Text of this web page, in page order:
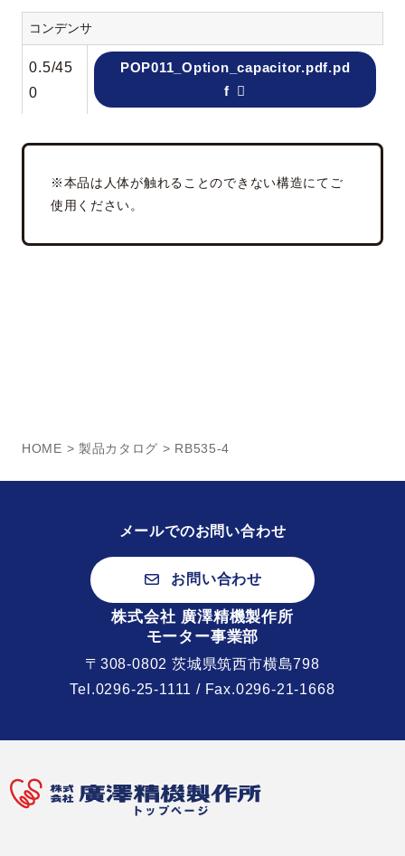
コンデンサ
0.5/45
0
POP011_Option_capacitor.pdf.pd
f
※本品は人体が触れることのできない構造にてご
使用ください。
HOME > 製品カタログ > RB535-4
メールでのお問い合わせ
お問い合わせ
株式会社 廣澤精機製作所
モーター事業部
〒308-0802 茨城県筑西市横島798
Tel.0296-25-1111 / Fax.0296-21-1668